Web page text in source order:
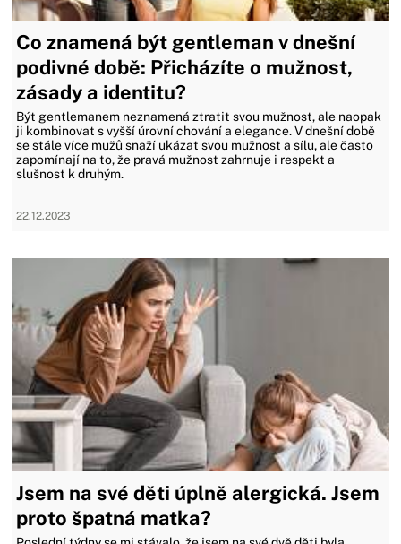
Co znamená být gentleman v dnešní
podivné době: Přicházíte o mužnost,
zásady a identitu?
Být gentlemanem neznamená ztratit svou mužnost, ale naopak
ji kombinovat s vyšší úrovní chování a elegance. V dnešní době
se stále více mužů snaží ukázat svou mužnost a sílu, ale často
zapomínají na to, že pravá mužnost zahrnuje i respekt a
slušnost k druhým.
22.12.2023
Jsem na své děti úplně alergická. Jsem
proto špatná matka?